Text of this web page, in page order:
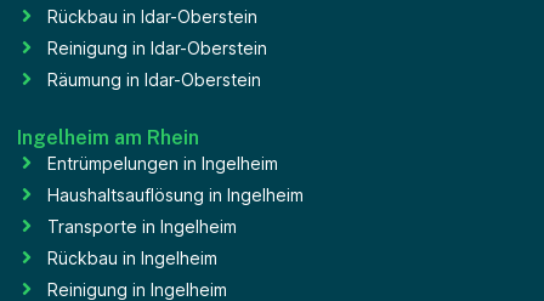
Rückbau in Idar-Oberstein
Reinigung in Idar-Oberstein
Räumung in Idar-Oberstein
Ingelheim am Rhein
Entrümpelungen in Ingelheim
Haushaltsauflösung in Ingelheim
Transporte in Ingelheim
Rückbau in Ingelheim
Reinigung in Ingelheim